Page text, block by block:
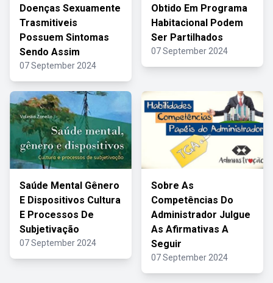
Doenças Sexuamente
Trasmitiveis
Possuem Sintomas
Sendo Assim
07 September 2024
Obtido Em Programa
Habitacional Podem
Ser Partilhados
07 September 2024
Saúde Mental Gênero
E Dispositivos Cultura
E Processos De
Subjetivação
07 September 2024
Sobre As
Competências Do
Administrador Julgue
As Afirmativas A
Seguir
07 September 2024